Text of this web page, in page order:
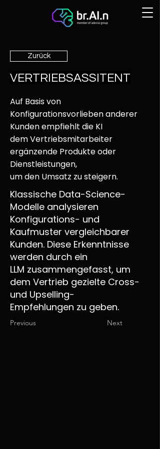
Zurück
VERTRIEBSASSITENT
Auf Basis von
Konfigurationsvorlieben anderer
Kunden empfiehlt die KI
dem Vertriebsmitarbeiter
ergänzende Produkte oder
Dienstleistungen,
um den Umsatz zu steigern.
Klassische Data-Science-
Modelle analysieren
Konfigurations- und
Kaufmuster vergleichbarer
Kunden. Diese Erkenntnisse
werden durch ein
LLM zusammengefasst, um
dem Vertrieb gezielte Cross-
und Upselling-
Empfehlungen zu geben.
Previous Next